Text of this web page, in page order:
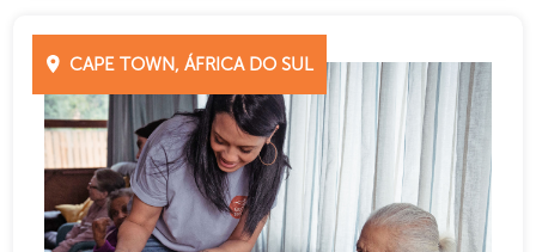
CAPE TOWN, ÁFRICA DO SUL